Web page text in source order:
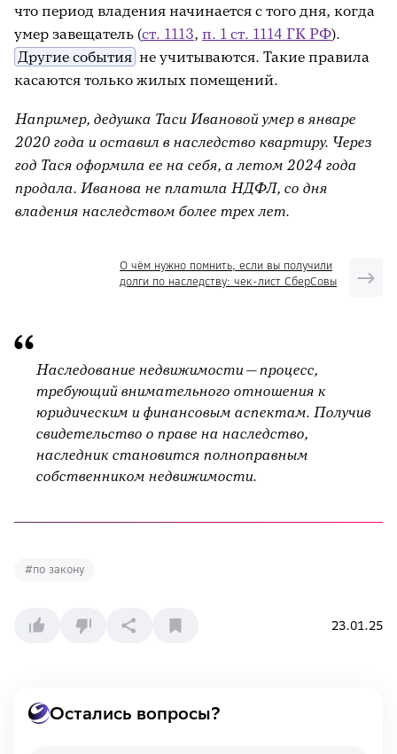
что период владения начинается с того дня, когда
умер завещатель (ст. 1113, п. 1 ст. 1114 ГК РФ).
Другие события не учитываются. Такие правила
касаются только жилых помещений.
Например, дедушка Таси Ивановой умер в январе
2020 года и оставил в наследство квартиру. Через
год Тася оформила ее на себя, а летом 2024 года
продала. Иванова не платила НДФЛ, со дня
владения наследством более трех лет.
О чём нужно помнить, если вы получили
долги по наследству: чек-лист СберСовы
Наследование недвижимости — процесс,
требующий внимательного отношения к
юридическим и финансовым аспектам. Получив
свидетельство о праве на наследство,
наследник становится полноправным
собственником недвижимости.
#по закону
23.01.25
Остались вопросы?